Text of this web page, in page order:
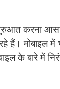
करना
हैं। मोबाइल
के बारे में